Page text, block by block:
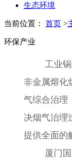
生态环境
当前位置： 首页 >
环保产业
工业
非金属熔化
气综合治理
决烟气治理
提供全面的
厦门